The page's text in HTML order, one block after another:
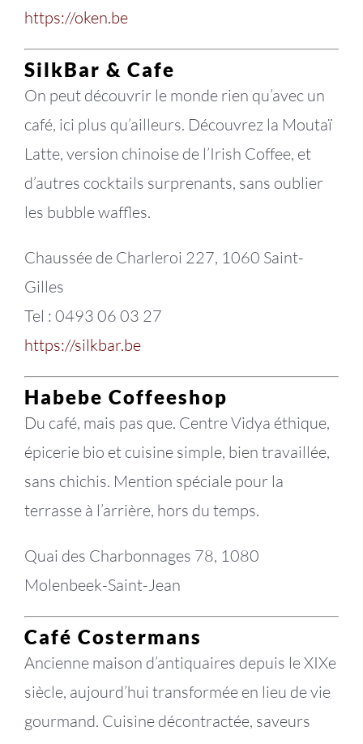
https://oken.be
SilkBar & Cafe
On peut découvrir le monde rien qu’avec un
café, ici plus qu’ailleurs. Découvrez la Moutaï
Latte, version chinoise de l’Irish Coffee, et
d’autres cocktails surprenants, sans oublier
les bubble waffles.
Chaussée de Charleroi 227, 1060 Saint-
Gilles
Tel : 0493 06 03 27
https://silkbar.be
Habebe Coffeeshop
Du café, mais pas que. Centre Vidya éthique,
épicerie bio et cuisine simple, bien travaillée,
sans chichis. Mention spéciale pour la
terrasse à l’arrière, hors du temps.
Quai des Charbonnages 78, 1080
Molenbeek-Saint-Jean
Café Costermans
Ancienne maison d’antiquaires depuis le XIXe
siècle, aujourd’hui transformée en lieu de vie
gourmand. Cuisine décontractée, saveurs